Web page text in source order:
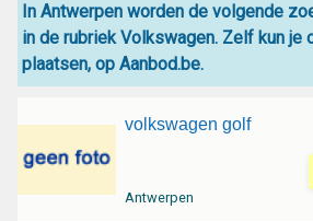
In Antwerpen worden de volgende
in de rubriek Volkswagen. Zelf kun je
plaatsen, op Aanbod.be.
volkswagen golf
Antwerpen